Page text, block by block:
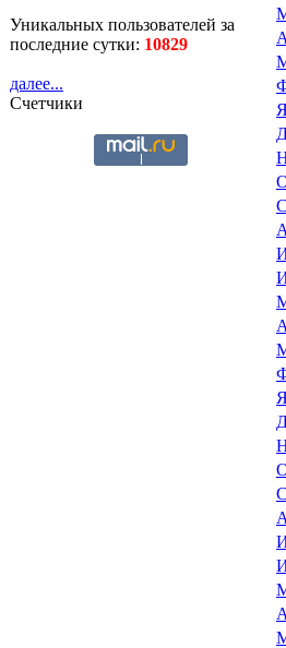
Уникальных пользователей за
последние сутки: 10829
далее...
Счетчики